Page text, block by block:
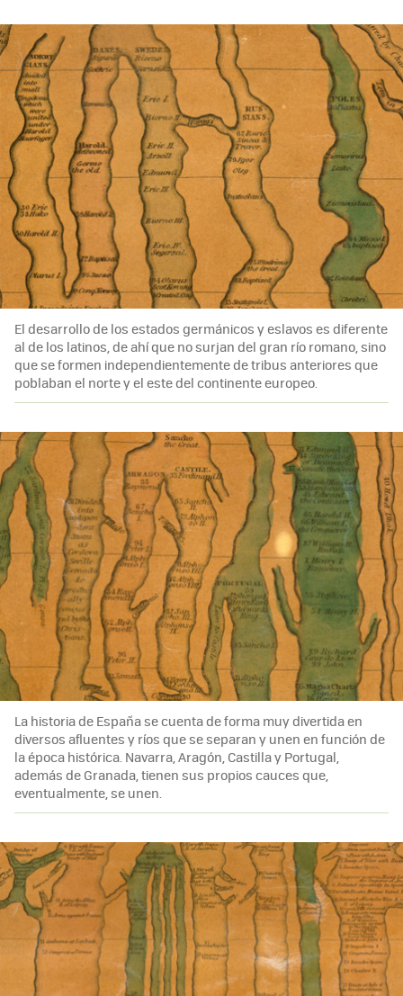
El desarrollo de los estados germánicos y eslavos es diferente
al de los latinos, de ahí que no surjan del gran río romano, sino
que se formen independientemente de tribus anteriores que
poblaban el norte y el este del continente europeo.
La historia de España se cuenta de forma muy divertida en
diversos afluentes y ríos que se separan y unen en función de
la época histórica. Navarra, Aragón, Castilla y Portugal,
además de Granada, tienen sus propios cauces que,
eventualmente, se unen.